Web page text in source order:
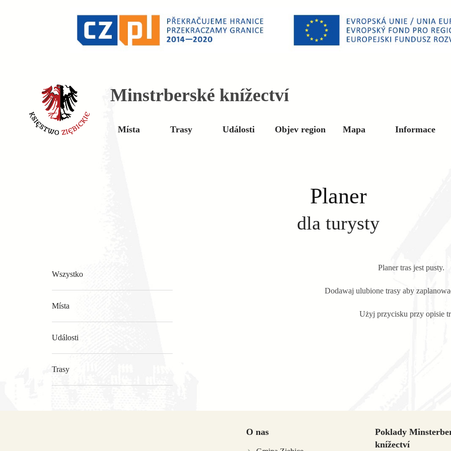
Minstrberské knížectví
Místa Trasy Události Objev region Mapa Informace
Planer
dla turysty
Wszystko
Místa
Události
Trasy
Planer tras jest pusty.
Dodawaj ulubione trasy aby
Użyj przycisku przy opisie
O nas
Poklady
knížectví